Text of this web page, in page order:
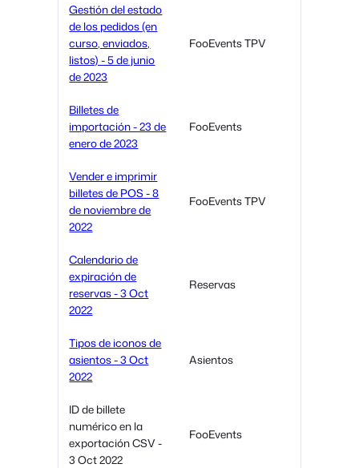
Gestión del estado
de los pedidos (en
curso, enviados,
listos) - 5 de junio
de 2023
FooEvents TPV
Billetes de
importación - 23 de
enero de 2023
FooEvents
Vender e imprimir
billetes de POS - 8
de noviembre de
2022
FooEvents TPV
Calendario de
expiración de
reservas - 3 Oct
2022
Reservas
Tipos de iconos de
asientos - 3 Oct
2022
Asientos
ID de billete
numérico en la
exportación CSV -
3 Oct 2022
FooEvents